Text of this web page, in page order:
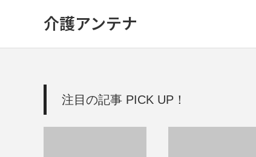
介護アンテナ
注目の記事 PICK UP！